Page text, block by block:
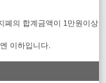
폐의 합계금액이 1만원이상
이하입니다.